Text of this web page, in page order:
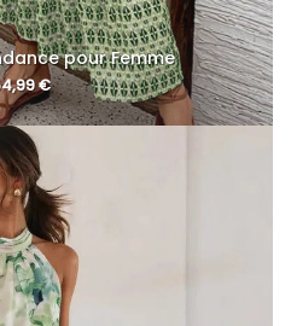
pour Femme
€